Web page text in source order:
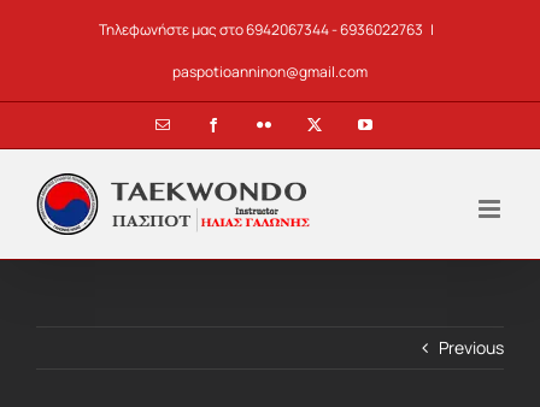
Τηλεφωνήστε μας στο 6942067344 - 6936022763 |
paspotioanninon@gmail.com
Email FacebookFlickr YouTube
Previous